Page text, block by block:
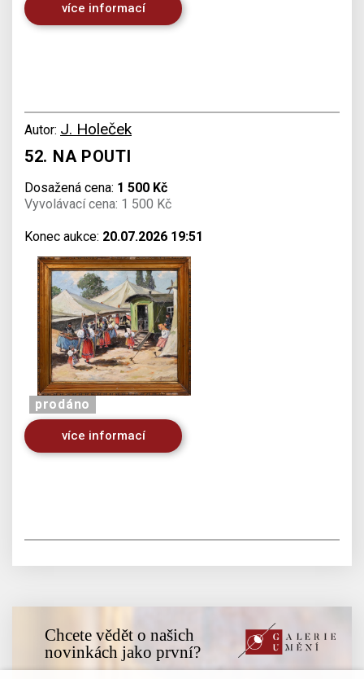
více informací
Autor: J. Holeček
52. NA POUTI
Dosažená cena: 1 500 Kč
Vyvolávací cena: 1 500 Kč
Konec aukce: 20.07.2026 19:51
prodáno
více informací
Chcete vědět o našich
novinkách jako první?